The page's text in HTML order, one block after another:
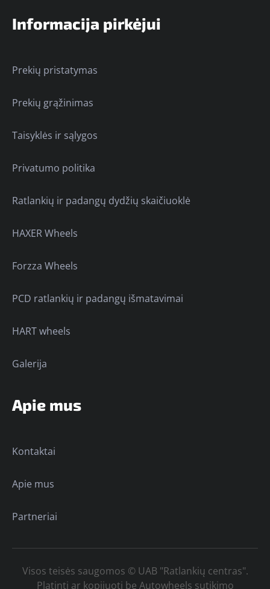
Informacija pirkėjui
Prekių pristatymas
Prekių grąžinimas
Taisyklės ir sąlygos
Privatumo politika
Ratlankių ir padangų dydžių skaičiuoklė
HAXER Wheels
Forzza Wheels
PCD ratlankių ir padangų išmatavimai
HART wheels
Galerija
Apie mus
Kontaktai
Apie mus
Partneriai
Visos teisės saugomos © UAB "Ratlankių centras".
Platinti ar kopijuoti be Autowheels sutikimo